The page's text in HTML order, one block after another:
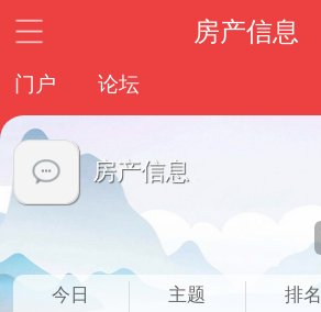
房产信息
门户 论坛
房产信息
今日 主题 排名